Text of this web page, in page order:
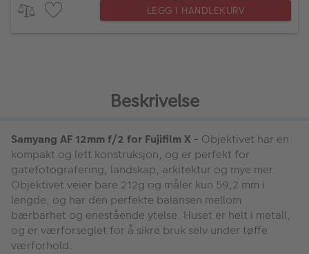
LEGG I HANDLEKURV
Beskrivelse
Samyang AF 12mm f/2 for Fujifilm X - Objektivet har en
kompakt og lett konstruksjon, og er perfekt for
gatefotografering, landskap, arkitektur og mye mer.
Objektivet veier bare 212g og måler kun 59,2 mm i
lengde, og har den perfekte balansen mellom
bærbarhet og enestående ytelse. Huset er helt i metall,
og er værforseglet for å sikre bruk selv under tøffe
værforhold.